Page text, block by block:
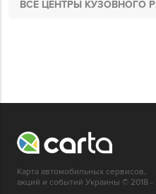
ВСЕ ЦЕНТРЫ КУЗОВНОГО
Карта автомобильных сервисов,
акций и событий Украины © 2018 -